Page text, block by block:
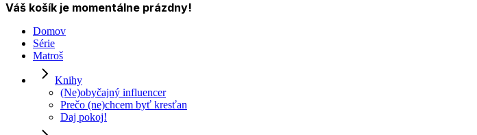
Váš košík je momentálne prázdny!
Domov
Série
Matroš
Knihy
(Ne)obyčajný influencer
Prečo (ne)chcem byť kresťan
Daj pokoj!